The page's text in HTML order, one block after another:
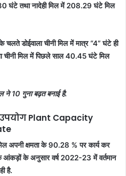
घंटे तथा नादेही मिल में 208.29 घंटे मिल
डोईवाला चीनी मिल में मात्र “4” घंटे ही
चीनी मिल में पिछले साल 40.45 घंटे मिल
ने 10 गुना बढ़त बनाई है.
Plant Capacity
अपनी क्षमता के 90.28 % पर कार्य कर
आंकड़ों के अनुसार वर्ष 2022-23 में वर्तमान
है.